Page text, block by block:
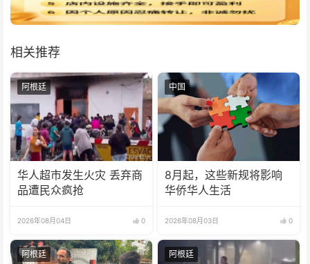
相关推荐
阿根廷
华人超市发生火灾 丢弃商
品遭民众疯抢
2026年08月04日 0
中国
8月起，这些新规将影响
华侨华人生活
2026年08月03日 0
阿根廷 阿根廷